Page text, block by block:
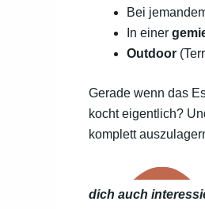
Bei
In einer
Outdoor
Gerade wenn das
kocht eigentlich?
komplett
dich auch